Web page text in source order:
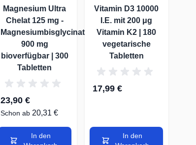
Magnesium Ultra
Chelat 125 mg -
Magnesiumbisglycinat
900 mg
bioverfügbar | 300
Tabletten
23,90 €
Schon ab 20,31 €
In den
Vitamin D3 10000
I.E. mit 200 μg
Vitamin K2 | 180
vegetarische
Tabletten
17,99 €
In den